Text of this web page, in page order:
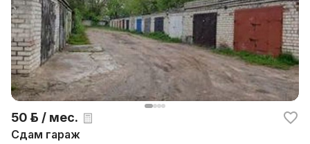
50 р. / мес.
Сдам гараж